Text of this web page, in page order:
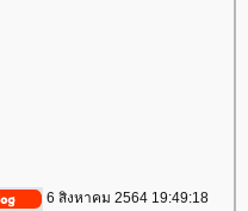
6 สิงหาคม 2564 19:49:18